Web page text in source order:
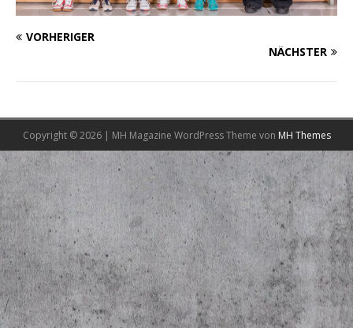
VORHERIGER
NÄCHSTER
Copyright © 2026 | MH Magazine WordPress Theme von MH Themes